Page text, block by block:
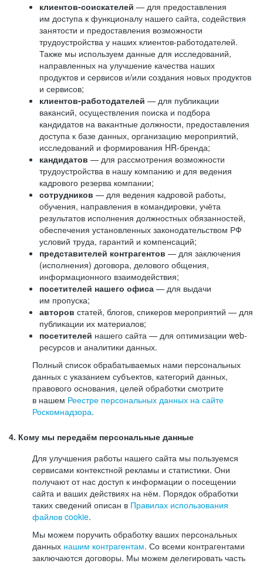
клиентов-соискателей — для предоставления
им доступа к функционалу нашего сайта, содействия
занятости и предоставления возможности
трудоустройства у наших клиентов-работодателей.
Также мы используем данные для исследований,
направленных на улучшение качества наших
продуктов и сервисов и/или создания новых продуктов
и сервисов;
клиентов-работодателей — для публикации
вакансий, осуществления поиска и подбора
кандидатов на вакантные должности, предоставления
доступа к базе данных, организацию мероприятий,
исследований и формирования HR-бренда;
кандидатов — для рассмотрения возможности
трудоустройства в нашу компанию и для ведения
кадрового резерва компании;
сотрудников — для ведения кадровой работы,
обучения, направления в командировки, учёта
результатов исполнения должностных обязанностей,
обеспечения установленных законодательством РФ
условий труда, гарантий и компенсаций;
представителей контрагентов — для заключения
(исполнения) договора, делового общения,
информационного взаимодействия;
посетителей нашего офиса — для выдачи
им пропуска;
авторов статей, блогов, спикеров мероприятий — для
публикации их материалов;
посетителей нашего сайта — для оптимизации web-
ресурсов и аналитики данных.
Полный список обрабатываемых нами персональных
данных с указанием субъектов, категорий данных,
правового основания, целей обработки смотрите
в нашем Реестре персональных данных на сайте
Роскомнадзора.
4. Кому мы передаём персональные данные
Для улучшения работы нашего сайта мы пользуемся
сервисами контекстной рекламы и статистики. Они
получают от нас доступ к информации о посещении
сайта и ваших действиях на нём. Порядок обработки
таких сведений описан в Правилах использования
файлов cookie.
Мы можем поручить обработку ваших персональных
данных нашим контрагентам. Со всеми контрагентами
заключаются договоры. Мы можем делегировать часть